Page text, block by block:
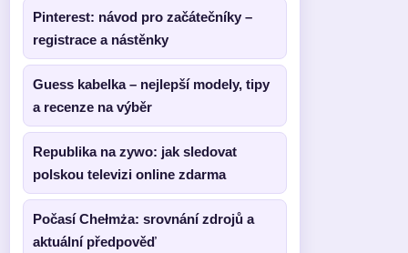
Pinterest: návod pro začátečníky –
registrace a nástěnky
Guess kabelka – nejlepší modely, tipy
a recenze na výběr
Republika na zywo: jak sledovat
polskou televizi online zdarma
Počasí Chełmża: srovnání zdrojů a
aktuální předpověď